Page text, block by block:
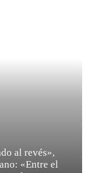
al revés»,
«Entre el